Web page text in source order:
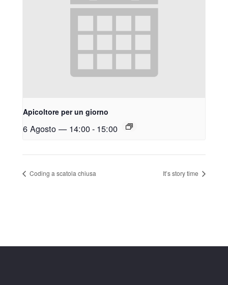
Apicoltore per un giorno
6 Agosto — 14:00- 15:00
Coding a scatola chiusa It’s story time